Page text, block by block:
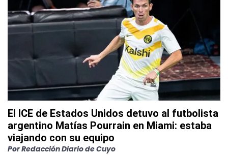
El ICE de Estados Unidos detuvo al futbolista
argentino Matías Pourrain en Miami: estaba
viajando con su equipo
PorRedacción Diario de Cuyo